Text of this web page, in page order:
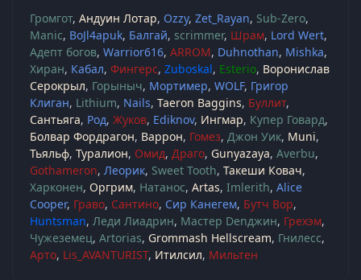
Громгот Андуин Лотар Ozzy Zet_Rayan Sub-Zero
Manic BoJl4apuk Балгай scrimmer Шрам Lord Wert
Адепт богов Warrior616 ARROM Duhnothan Mishka
Хиран Кабал Фингерс Zuboskal Esterio Воронислав
Серокрыл Горыныч Мортимер WOLF Григор
Клиган Lithium Nails Taeron Baggins Буллит
Сантьяга Род Жуков Ediknov Ингмар Купер Говард
Болвар Фордрагон Варрон Гомез Джон Уик Muni
Тьяльф Туралион Омид Драго Gunyazaya Averbu
Gothameron Леорик Sweet Tooth Такеши Ковач
Харконен Оргрим Натанос Artas Imlerith Alice
Cooper Граво Сантино Сир Канегем Бутч Вор
Huntsman Леди Лиадрин Мастер Denджин Грехэм
Чужеземец Artorias Grommash Hellscream Гнилесс
Арто Lis_AVANTURIST Итилсил Мильтен